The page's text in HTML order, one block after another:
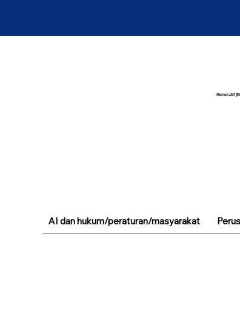
Generatif
AI dan hukum/peraturan/masyarakat